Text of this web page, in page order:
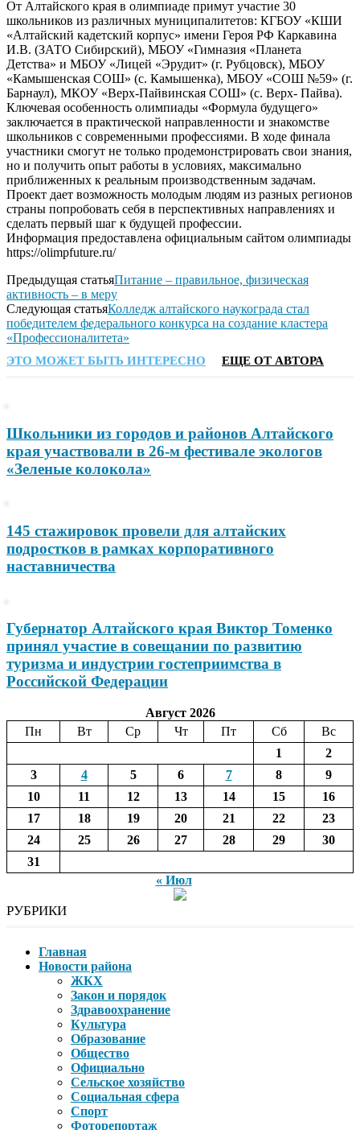
От Алтайского края в олимпиаде примут участие 30
школьников из различных муниципалитетов: КГБОУ «КШИ
«Алтайский кадетский корпус» имени Героя РФ Каркавина
И.В. (ЗАТО Сибирский), МБОУ «Гимназия «Планета
Детства» и МБОУ «Лицей «Эрудит» (г. Рубцовск), МБОУ
«Камышенская СОШ» (с. Камышенка), МБОУ «СОШ №59» (г.
Барнаул), МКОУ «Верх-Пайвинская СОШ» (с. Верх- Пайва).
Ключевая особенность олимпиады «Формула будущего»
заключается в практической направленности и знакомстве
школьников с современными профессиями. В ходе финала
участники смогут не только продемонстрировать свои знания,
но и получить опыт работы в условиях, максимально
приближенных к реальным производственным задачам.
Проект дает возможность молодым людям из разных регионов
страны попробовать себя в перспективных направлениях и
сделать первый шаг к будущей профессии.
Информация предоставлена официальным сайтом олимпиады
https://olimpfuture.ru/
Предыдущая статьяПитание – правильное, физическая
активность – в меру
Следующая статьяКолледж алтайского наукограда стал
победителем федерального конкурса на создание кластера
«Профессионалитета»
ЭТО МОЖЕТ БЫТЬ ИНТЕРЕСНО ЕЩЕ ОТ АВТОРА
Школьники из городов и районов Алтайского
края участвовали в 26-м фестивале экологов
«Зеленые колокола»
145 стажировок провели для алтайских
подростков в рамках корпоративного
наставничества
Губернатор Алтайского края Виктор Томенко
принял участие в совещании по развитию
туризма и индустрии гостеприимства в
Российской Федерации
Август 2026
Пн
Вт Ср Чт Пт Сб
Вс
1
2
3
4 5 6 7 8
9
10
11 12 13 14 15
16
17
18 19 20 21 22
23
24
25 26 27 28 29
30
31
« Июл
РУБРИКИ
Главная
Новости района
ЖКХ
Закон и порядок
Здравоохранение
Культура
Образование
Общество
Официально
Сельское хозяйство
Социальная сфера
Спорт
Фоторепортаж